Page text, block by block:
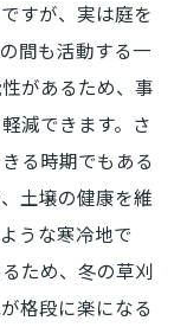
すが、実は庭を
間も活動する一
があるため、事
減できます。さ
る時期でもある
土壌の健康を維
うな寒冷地で
ため、冬の草刈
格段に楽になる